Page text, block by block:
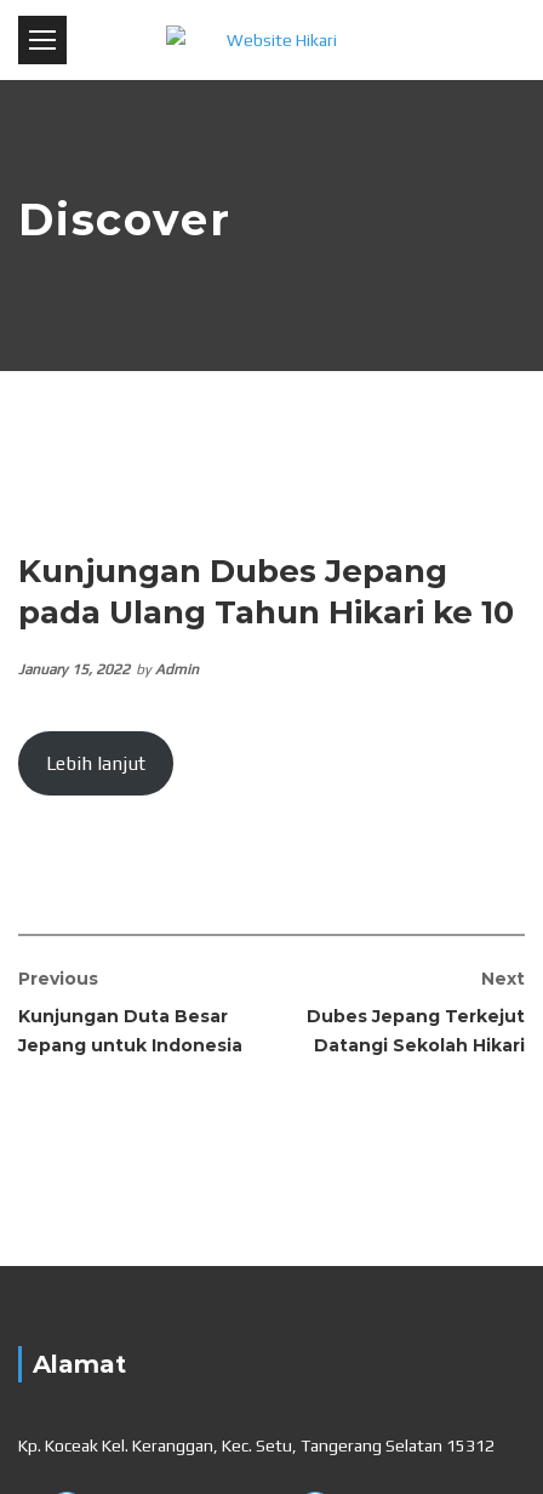
Discover
Kunjungan Dubes Jepang
pada Ulang Tahun Hikari ke 10
January 15, 2022 byAdmin
Lebih lanjut
Previous
Kunjungan Duta Besar
Jepang untuk Indonesia
Next
Dubes Jepang Terkejut
Datangi Sekolah Hikari
Alamat
Kp. Koceak Kel. Keranggan, Kec. Setu, Tangerang Selatan 15312